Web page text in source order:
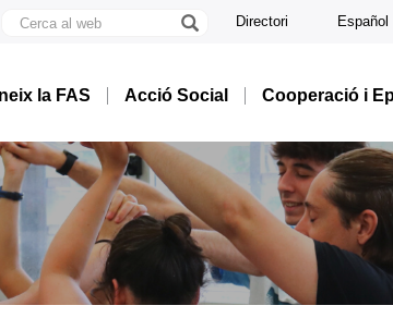
Cerca
Directori Español
la FAS Acció Social Cooperació i